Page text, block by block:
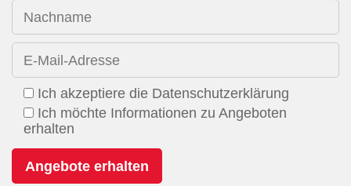
Nachname
E-Mail-Adresse
Ich akzeptiere die Datenschutzerklärung
Ich möchte Informationen zu Angeboten
erhalten